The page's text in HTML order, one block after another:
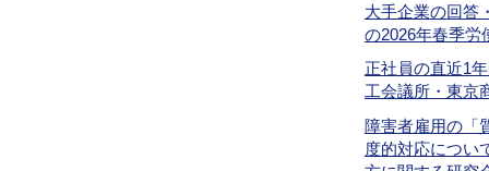
大手企業の回答
の2026年春季労
正社員の直近1
工会議所・東京
障害者雇用の「
度的対応につ